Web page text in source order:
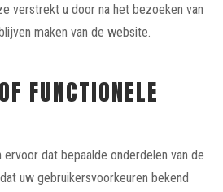
verstrekt u door na het bezoeken van
maken van de website.
FUNCTIONELE
dat bepaalde onderdelen van de
uw gebruikersvoorkeuren bekend